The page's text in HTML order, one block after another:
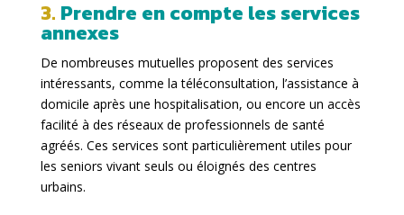
3. Prendre en compte les services
annexes
De nombreuses mutuelles proposent des services
intéressants, comme la téléconsultation, l’assistance à
domicile après une hospitalisation, ou encore un accès
facilité à des réseaux de professionnels de santé
agréés. Ces services sont particulièrement utiles pour
les seniors vivant seuls ou éloignés des centres
urbains.